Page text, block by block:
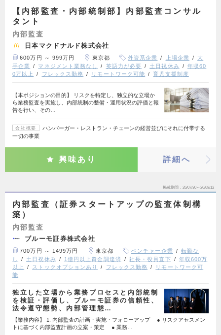
【内部監査・内部統制部】内部監査コンサル
タント
内部監査
日本マクドナルド株式会社
600万円 ～ 999万円 東京都 外資系企業 上場企業
大
手企業
マネジメント業務なし 英語力が必要 土日祝休み
年収60
0万以上
フレックス勤務 リモートワーク可能 育児支援制度
【本ポジションの目的】 リスクを特定し、独立的な立場か
ら業務監査を実施し、内部統制の整備・運用状況の評価と報
告を行い、その…
会社概要
ハンバーガー・レストラン・チェーンの経営並びにそれに付帯する
一切の事業
興味あり 詳細へ
掲載期間 26/07/30～26/08/12
内部監査（証券スタートアップの監査体制構
築）
内部監査
ブルーモ証券株式会社
700万円 ～ 1499万円 東京都 ベンチャー企業
転勤な
し
土日祝休み 1億円以上資金調達済 社長・役員直下
年収600万
以上
ストックオプションあり フレックス勤務
リモートワーク可
能
独立した立場から業務プロセスと内部統制
を検証・評価し、ブルーモ証券の信頼性、
法令遵守態勢、内部管理態…
【業務内容】 1. 内部監査の計画・実施・フォローアップ ● リスクアセスメン
トに基づく内部監査計画の立案・策定 ● 業務…